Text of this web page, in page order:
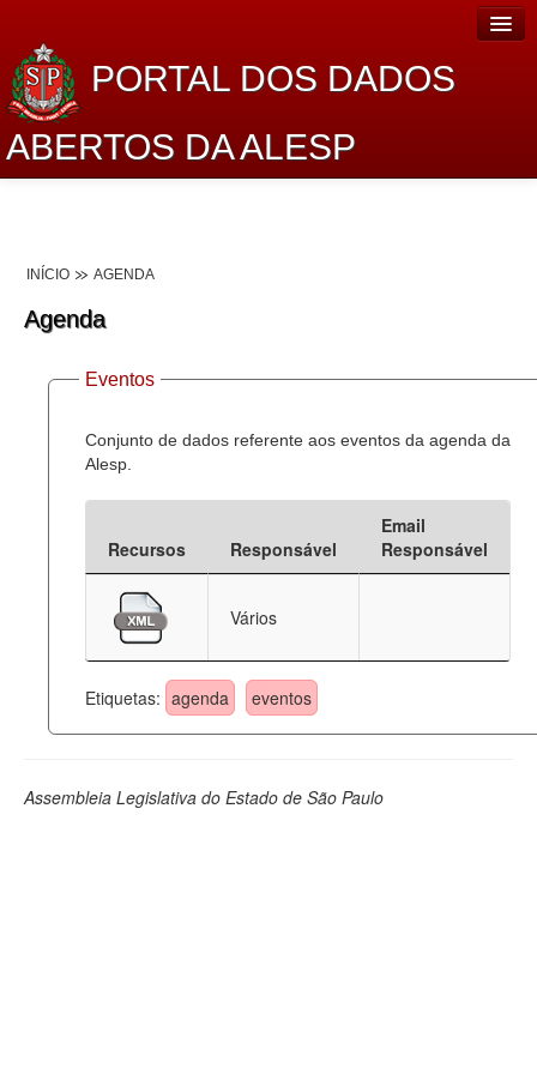
PORTAL DOS DADOS
ABERTOS DA ALESP
Lei de Acesso à Informação
Dados Governamentais Abertos
Planejamento
Catálogo de dados
Deputados Estaduais
Administração
Legislação
INÍCIO AGENDA
Agenda
Eventos
Conjunto de dados referente aos eventos da agenda da
Alesp.
Recursos Responsável
Email
Responsável
Vários
Etiquetas: agenda eventos
Assembleia Legislativa do Estado de São Paulo